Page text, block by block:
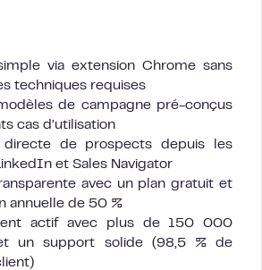
via extension Chrome sans
techniques requises
de campagne pré-conçus
cas d’utilisation
de prospects depuis les
et Sales Navigator
avec un plan gratuit et
annuelle de 50 %
actif avec plus de 150 000
un support solide (98,5 % de